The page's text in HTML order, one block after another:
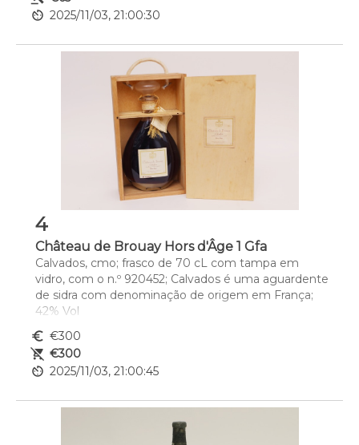
av_timer 2025/11/03, 21:00:30
4
Château de Brouay Hors d'Âge 1 Gfa
Calvados, cmo; frasco de 70 cL com tampa em
vidro, com o n.º 920452; Calvados é uma aguardente
de sidra com denominação de origem em França;
42% Vol
euro_symbol €300
remove_shopping_cart €300
av_timer 2025/11/03, 21:00:45